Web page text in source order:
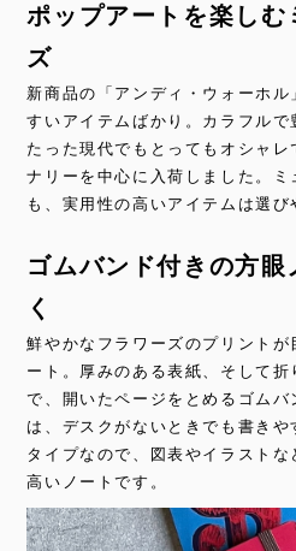
ポップアートを楽しむ
ズ
新商品の「アンディ・ウォーホ
すいアイテムばかり。カラフル
たった現代でもとってもオシャレ
ナリーを中心に入荷しました。
も、実用性の高いアイテムは選び
ゴムバンド付きの方
く
鮮やかなフラワーズのプリント
ート。厚みのある表紙、そして
で、開いたページをとめるゴムバ
は、デスクがないときでも書き
タイプなので、図表やイラスト
高いノートです。